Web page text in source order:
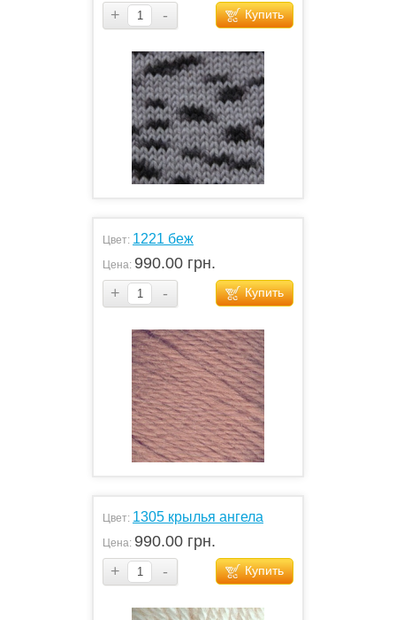
+
- Купить
Цвет: 1221 беж
Цена: 990.00 грн.
+
- Купить
Цвет: 1305 крылья ангела
Цена: 990.00 грн.
+
- Купить